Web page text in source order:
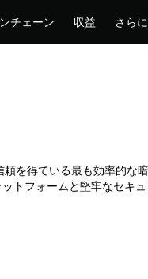
チェーン 収益 さらに
を得ている最も効率的
トフォームと堅牢なセキ